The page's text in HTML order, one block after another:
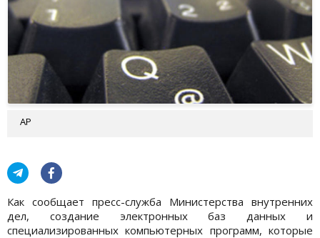
АР
Как сообщает пресс-служба Министерства внутренних
дел, создание электронных баз данных и
специализированных компьютерных программ, которые